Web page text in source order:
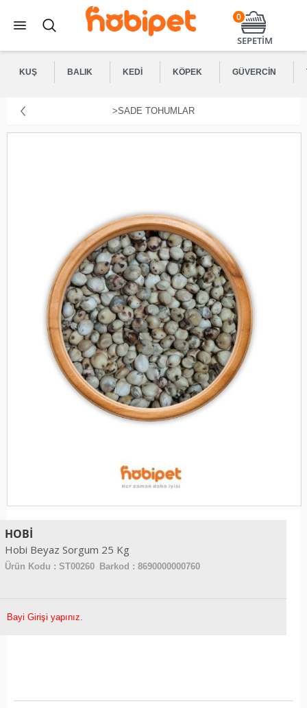
0
SEPETİM
KUŞ BALIK KEDI KÖPEK GÜVERCIN
>SADE TOHUMLAR
HOBI
Hobi Beyaz Sorgum 25 Kg
Ürün Kodu : ST00260 Barkod : 8690000000760
Bayi Girişi yapınız.